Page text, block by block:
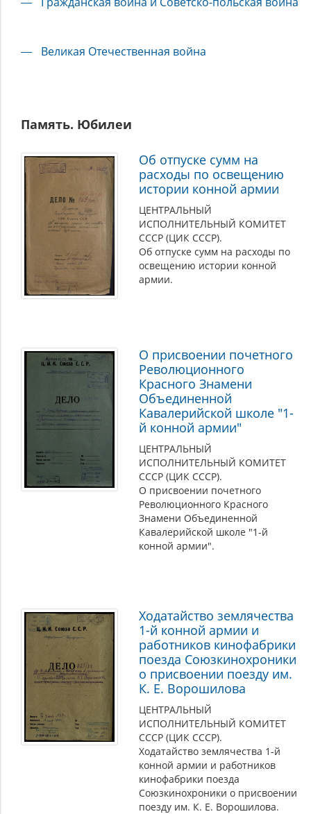
Великая Отечественная война
Память. Юбилеи
Об отпуске сумм на
расходы по освещению
истории конной армии
ЦЕНТРАЛЬНЫЙ
ИСПОЛНИТЕЛЬНЫЙ КОМИТЕТ
СССР (ЦИК СССР).
Об отпуске сумм на расходы по
освещению истории конной
армии.
О присвоении почетного
Революционного
Красного Знамени
Объединенной
Кавалерийской школе "1-
й конной армии"
ЦЕНТРАЛЬНЫЙ
ИСПОЛНИТЕЛЬНЫЙ КОМИТЕТ
СССР (ЦИК СССР).
О присвоении почетного
Революционного Красного
Знамени Объединенной
Кавалерийской школе "1-й
конной армии".
Ходатайство землячества
1-й конной армии и
работников кинофабрики
поезда Союзкинохроники
о присвоении поезду им.
К. Е. Ворошилова
ЦЕНТРАЛЬНЫЙ
ИСПОЛНИТЕЛЬНЫЙ КОМИТЕТ
СССР (ЦИК СССР).
Ходатайство землячества 1-й
конной армии и работников
кинофабрики поезда
Союзкинохроники о присвоении
поезду им. К. Е. Ворошилова.